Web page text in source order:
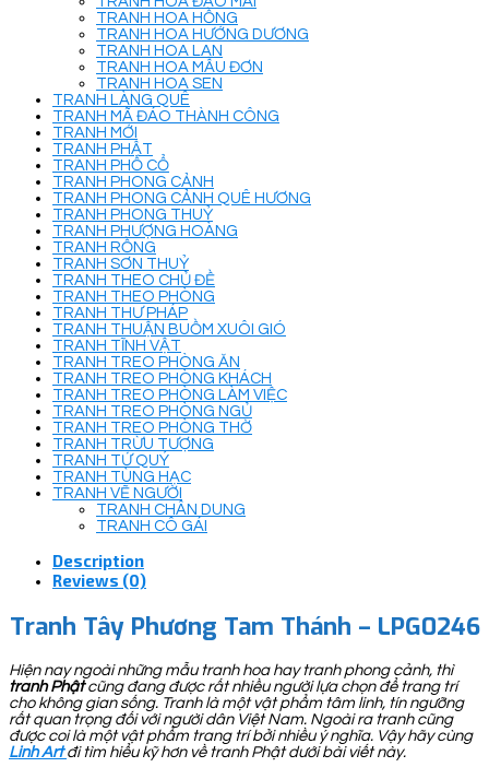
TRANH HOA HỒNG
TRANH HOA HƯỚNG DƯƠNG
TRANH HOA LAN
TRANH HOA MẪU ĐƠN
TRANH HOA SEN
TRANH LÀNG QUÊ
TRANH MÃ ĐÁO THÀNH CÔNG
TRANH MỚI
TRANH PHẬT
TRANH PHỐ CỔ
TRANH PHONG CẢNH
TRANH PHONG CẢNH QUÊ HƯƠNG
TRANH PHONG THUỶ
TRANH PHƯỢNG HOÀNG
TRANH RỒNG
TRANH SƠN THUỶ
TRANH THEO CHỦ ĐỀ
TRANH THEO PHÒNG
TRANH THƯ PHÁP
TRANH THUẬN BUỒM XUÔI GIÓ
TRANH TĨNH VẬT
TRANH TREO PHÒNG ĂN
TRANH TREO PHÒNG KHÁCH
TRANH TREO PHÒNG LÀM VIỆC
TRANH TREO PHÒNG NGỦ
TRANH TREO PHÒNG THỜ
TRANH TRỪU TƯỢNG
TRANH TỨ QUÝ
TRANH TÙNG HẠC
TRANH VẼ NGƯỜI
TRANH CHÂN DUNG
TRANH CÔ GÁI
Description
Reviews (0)
Tranh Tây Phương Tam Thánh – LPG0246
Hiện nay ngoài những mẫu tranh hoa hay tranh phong cảnh, thì
tranh Phậtcũng đang được rất nhiều người lựa chọn để trang trí
cho không gian sống. Tranh là một vật phẩm tâm linh, tín ngưỡng
rất quan trọng đối với người dân Việt Nam. Ngoài ra tranh cũng
được coi là một vật phẩm trang trí bởi nhiều ý nghĩa. Vậy hãy cùng
Linh Artđi tìm hiểu kỹ hơn về tranh Phật dưới bài viết này.